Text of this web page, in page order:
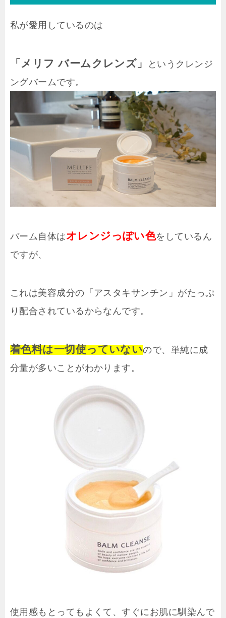
私が愛用しているのは
「メリフ バームクレンズ」
というクレンジ
ングバームです。
バーム自体はオレンジっぽい色をしているん
ですが、
これは美容成分の「アスタキサンチン」がたっぷ
り配合されているからなんです。
着色料は一切使っていないので、単純に成
分量が多いことがわかります。
使用感もとってもよくて、すぐにお肌に馴染んで